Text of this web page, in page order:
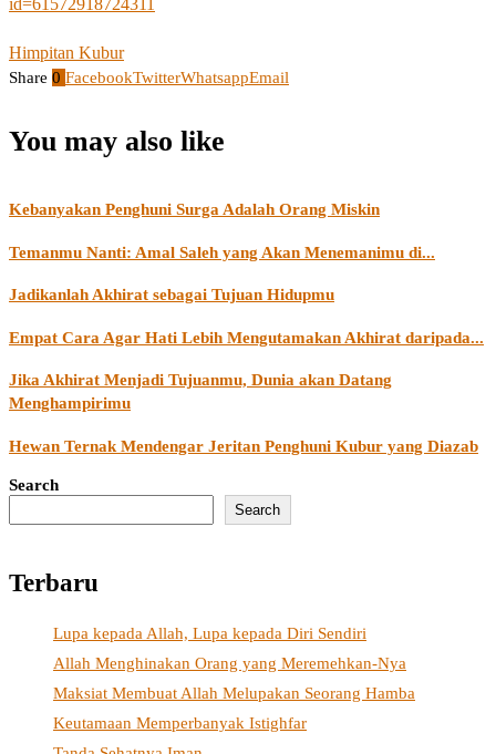
Himpitan Kubur
Share 0 FacebookTwitterWhatsappEmail
You may also like
Kebanyakan Penghuni Surga Adalah Orang Miskin
Temanmu Nanti: Amal Saleh yang Akan Menemanimu di...
Jadikanlah Akhirat sebagai Tujuan Hidupmu
Empat Cara Agar Hati Lebih Mengutamakan Akhirat daripada...
Jika Akhirat Menjadi Tujuanmu, Dunia akan Datang
Menghampirimu
Hewan Ternak Mendengar Jeritan Penghuni Kubur yang Diazab
Search
Search
Terbaru
Lupa kepada Allah, Lupa kepada Diri Sendiri
Allah Menghinakan Orang yang Meremehkan-Nya
Maksiat Membuat Allah Melupakan Seorang Hamba
Keutamaan Memperbanyak Istighfar